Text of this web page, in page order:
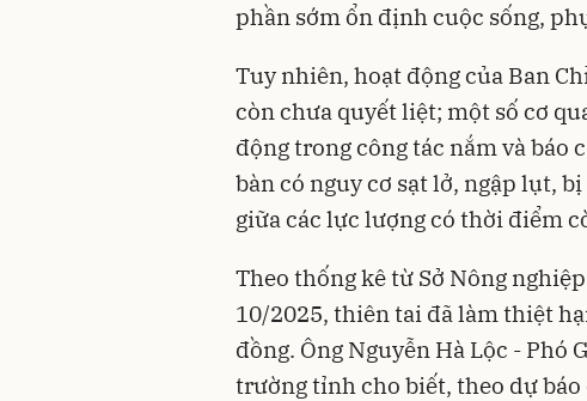
phần sớm ổn định cuộc sống,
Tuy nhiên, hoạt động của Ban
còn chưa quyết liệt; một số cơ
động trong công tác nắm và
bàn có nguy cơ sạt lở, ngập lụt,
giữa các lực lượng có thời điểm
Theo thống kê từ Sở Nông
10/2025, thiên tai đã làm thiệt
đồng. Ông Nguyễn Hà Lộc - Phó
trường tỉnh cho biết, theo dự